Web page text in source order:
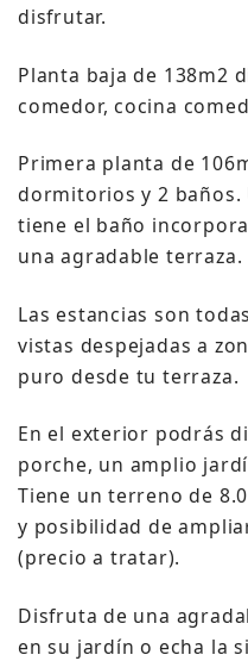
disfrutar.
Planta baja de 138m2
comedor, cocina
Primera planta de
dormitorios y 2 baños.
tiene el baño
una agradable terraza.
Las estancias son
vistas despejadas a
puro desde tu terraza.
En el exterior podrás
porche, un amplio
Tiene un terreno de
y posibilidad de
(precio a tratar).
Disfruta de una
en su jardín o echa la